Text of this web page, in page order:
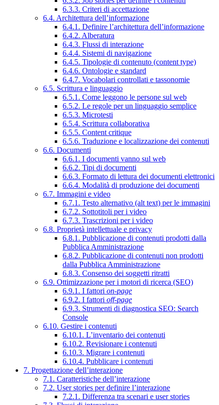
6.3.3. Criteri di accettazione
6.4. Architettura dell’informazione
6.4.1. Definire l’architettura dell’informazione
6.4.2. Alberatura
6.4.3. Flussi di interazione
6.4.4. Sistemi di navigazione
6.4.5. Tipologie di contenuto (content type)
6.4.6. Ontologie e standard
6.4.7. Vocabolari controllati e tassonomie
6.5. Scrittura e linguaggio
6.5.1. Come leggono le persone sul web
6.5.2. Le regole per un linguaggio semplice
6.5.3. Microtesti
6.5.4. Scrittura collaborativa
6.5.5. Content critique
6.5.6. Traduzione e localizzazione dei contenuti
6.6. Documenti
6.6.1. I documenti vanno sul web
6.6.2. Tipi di documenti
6.6.3. Formato di lettura dei documenti elettronici
6.6.4. Modalità di produzione dei documenti
6.7. Immagini e video
6.7.1. Testo alternativo (alt text) per le immagini
6.7.2. Sottotitoli per i video
6.7.3. Trascrizioni per i video
6.8. Proprietà intellettuale e privacy
6.8.1. Pubblicazione di contenuti prodotti dalla
Pubblica Amministrazione
6.8.2. Pubblicazione di contenuti non prodotti
dalla Pubblica Amministrazione
6.8.3. Consenso dei soggetti ritratti
6.9. Ottimizzazione per i motori di ricerca (SEO)
6.9.1. I fattori on-page
6.9.2. I fattori off-page
6.9.3. Strumenti di diagnostica SEO: Search
Console
6.10. Gestire i contenuti
6.10.1. L’inventario dei contenuti
6.10.2. Revisionare i contenuti
6.10.3. Migrare i contenuti
6.10.4. Pubblicare i contenuti
7. Progettazione dell’interazione
7.1. Caratteristiche dell’interazione
7.2. User stories per definire l’interazione
7.2.1. Differenza tra scenari e user stories